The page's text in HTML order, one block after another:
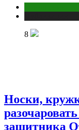
8
Носки,
защитника